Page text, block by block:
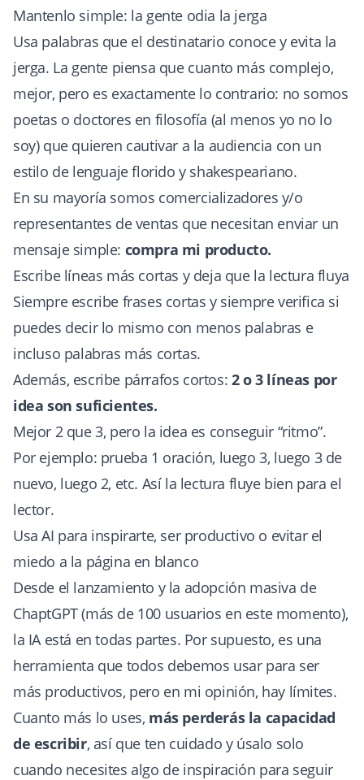
Mantenlo simple: la gente odia la jerga
Usa palabras que el destinatario conoce y evita la
jerga. La gente piensa que cuanto más complejo,
mejor, pero es exactamente lo contrario: no somos
poetas o doctores en filosofía (al menos yo no lo
soy) que quieren cautivar a la audiencia con un
estilo de lenguaje florido y shakespeariano.
En su mayoría somos comercializadores y/o
representantes de ventas que necesitan enviar un
mensaje simple: compra mi producto.
Escribe líneas más cortas y deja que la lectura fluya
Siempre escribe frases cortas y siempre verifica si
puedes decir lo mismo con menos palabras e
incluso palabras más cortas.
Además, escribe párrafos cortos: 2 o 3 líneas por
idea son suficientes.
Mejor 2 que 3, pero la idea es conseguir “ritmo”.
Por ejemplo: prueba 1 oración, luego 3, luego 3 de
nuevo, luego 2, etc. Así la lectura fluye bien para el
lector.
Usa AI para inspirarte, ser productivo o evitar el
miedo a la página en blanco
Desde el lanzamiento y la adopción masiva de
ChaptGPT (más de 100 usuarios en este momento),
la IA está en todas partes. Por supuesto, es una
herramienta que todos debemos usar para ser
más productivos, pero en mi opinión, hay límites.
Cuanto más lo uses, más perderás la capacidad
de escribir, así que ten cuidado y úsalo solo
cuando necesites algo de inspiración para seguir